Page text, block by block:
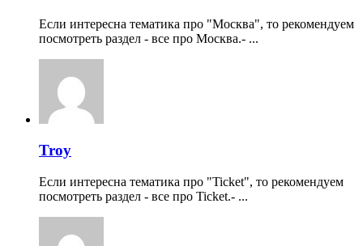
Если интересна тематика про "Москва", то рекомендуем
посмотреть раздел - все про Москва.- ...
Troy
Если интересна тематика про "Ticket", то рекомендуем
посмотреть раздел - все про Ticket.- ...